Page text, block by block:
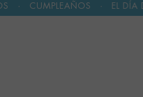
EL DÍA DE LA MADRE ·